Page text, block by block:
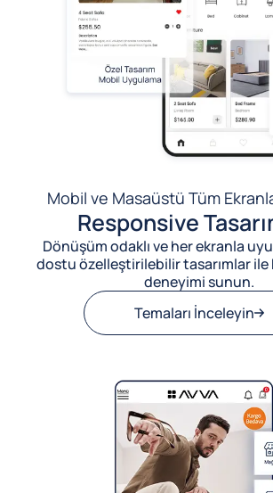
Mobil ve Masaüstü Tüm
Responsive
Dönüşüm odaklı ve her ekranla
dostu özelleştirilebilir tasarımlar ile
deneyimi sunun.
Temaları İnceleyin